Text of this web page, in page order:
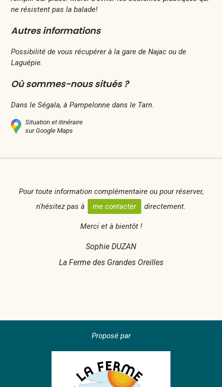
ne résistent pas la balade!
Autres informations
Possibilité de vous récupérer à la gare de Najac ou de
Laguépie.
Où sommes-nous situés ?
Dans le Ségala, à Pampelonne dans le Tarn.
Situation et itinéraire
sur Google Maps
Pour toute information complémentaire ou pour réserver,
n'hésitez pas à
me contacter directement.
Merci et à bientôt !
Sophie DUZAN
La Ferme des Grandes Oreilles
Proposé par